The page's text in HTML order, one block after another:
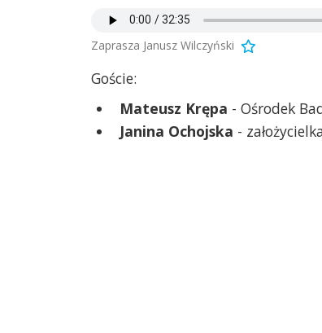
Zaprasza Janusz Wilczyński
Goście:
Mateusz Krępa - Ośrodek
Janina Ochojska -